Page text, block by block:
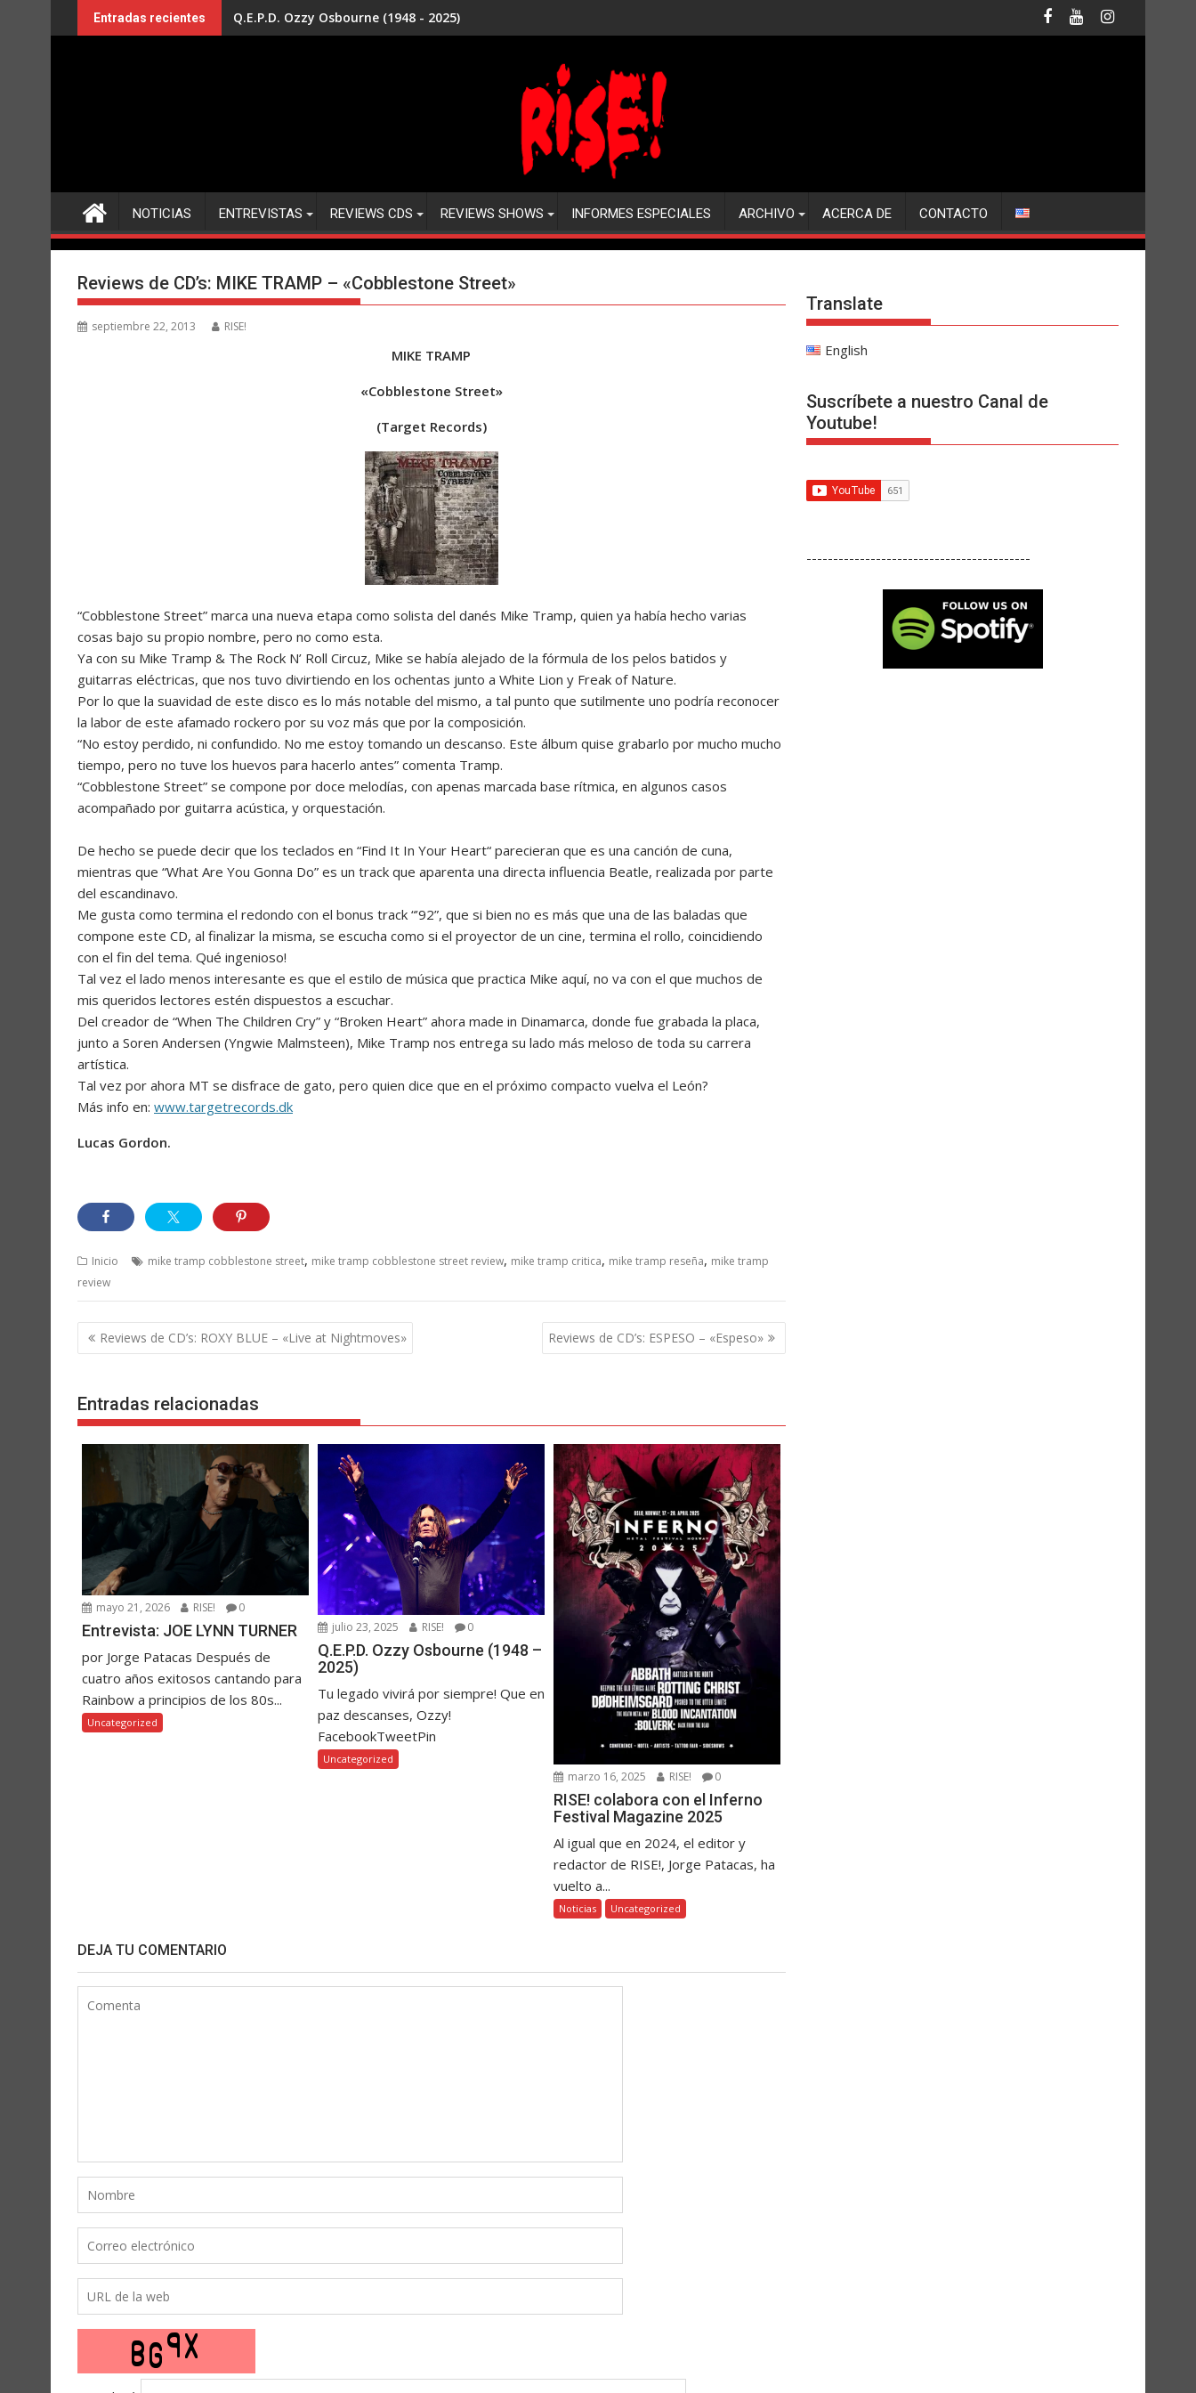
al
Entradas recientes Q.E.P.D. Ozzy Osbourne (1948 - 2025)
NOTICIAS ENTREVISTAS REVIEWS CDS REVIEWS SHOWS INFORMES ESPECIALES ARCHIVO ACERCA DE CONTACTO
Reviews de CD’s: MIKE TRAMP – «Cobblestone Street»
septiembre 22, 2013 RISE!
MIKE TRAMP
«Cobblestone Street»
(Target Records)
“Cobblestone Street” marca una nueva etapa como solista del danés Mike Tramp, quien ya había hecho varias
cosas bajo su propio nombre, pero no como esta.
Ya con su Mike Tramp & The Rock N’ Roll Circuz, Mike se había alejado de la fórmula de los pelos batidos y
guitarras eléctricas, que nos tuvo divirtiendo en los ochentas junto a White Lion y Freak of Nature.
Por lo que la suavidad de este disco es lo más notable del mismo, a tal punto que sutilmente uno podría reconocer
la labor de este afamado rockero por su voz más que por la composición.
“No estoy perdido, ni confundido. No me estoy tomando un descanso. Este álbum quise grabarlo por mucho mucho
tiempo, pero no tuve los huevos para hacerlo antes” comenta Tramp.
“Cobblestone Street” se compone por doce melodías, con apenas marcada base rítmica, en algunos casos
acompañado por guitarra acústica, y orquestación.
De hecho se puede decir que los teclados en “Find It In Your Heart“ parecieran que es una canción de cuna,
mientras que “What Are You Gonna Do” es un track que aparenta una directa influencia Beatle, realizada por parte
del escandinavo.
Me gusta como termina el redondo con el bonus track “’92”, que si bien no es más que una de las baladas que
compone este CD, al finalizar la misma, se escucha como si el proyector de un cine, termina el rollo, coincidiendo
con el fin del tema. Qué ingenioso!
Tal vez el lado menos interesante es que el estilo de música que practica Mike aquí, no va con el que muchos de
mis queridos lectores estén dispuestos a escuchar.
Del creador de “When The Children Cry” y “Broken Heart” ahora made in Dinamarca, donde fue grabada la placa,
junto a Soren Andersen (Yngwie Malmsteen), Mike Tramp nos entrega su lado más meloso de toda su carrera
artística.
Tal vez por ahora MT se disfrace de gato, pero quien dice que en el próximo compacto vuelva el León?
Más info en: www.targetrecords.dk
Lucas Gordon.
Inicio mike tramp cobblestone street, mike tramp cobblestone street review, mike tramp critica, mike tramp reseña, mike tramp
review
Navegación
de
Reviews de CD’s: ROXY BLUE – «Live at Nightmoves» Reviews de CD’s: ESPESO – «Espeso»
Entradas relacionadas
mayo 21, 2026 RISE! 0
Entrevista: JOE LYNN TURNER
por Jorge Patacas Después de
cuatro años exitosos cantando para
Rainbow a principios de los 80s...
Uncategorized
julio 23, 2025 RISE! 0
Q.E.P.D. Ozzy Osbourne (1948 –
2025)
Tu legado vivirá por siempre! Que en
paz descanses, Ozzy!
FacebookTweetPin
Uncategorized
marzo 16, 2025 RISE! 0
RISE! colabora con el Inferno
Festival Magazine 2025
Al igual que en 2024, el editor y
redactor de RISE!, Jorge Patacas, ha
vuelto a...
Noticias Uncategorized
DEJA TU COMENTARIO
Translate
English
Suscríbete a nuestro Canal de
Youtube!
------------------------------------------